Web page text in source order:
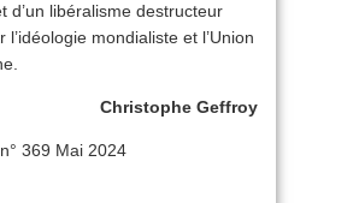
d’un libéralisme destructeur
l’idéologie mondialiste et l’Union
Christophe Geffroy
369 Mai 2024